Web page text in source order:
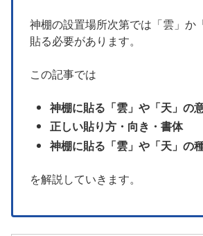
神棚の設置場所次第では「雲」か
貼る必要があります。
この記事では
神棚に貼る「雲」や「天」の
正しい貼り方・向き・書体
神棚に貼る「雲」や「天」の
を解説していきます。